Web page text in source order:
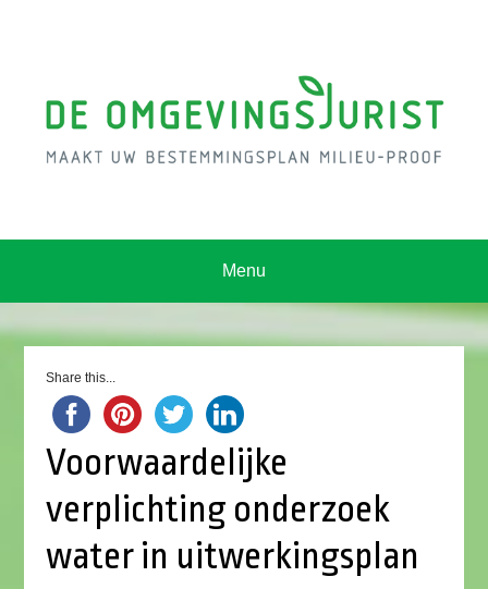
Menu
Share this...
Voorwaardelijke
verplichting onderzoek
water in uitwerkingsplan